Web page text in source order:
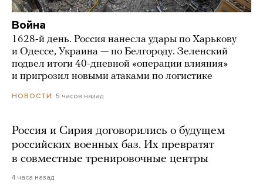
Война
1628-й день. Россия нанесла удары по Харькову
и Одессе, Украина — по Белгороду. Зеленский
подвел итоги 40-дневной «операции влияния»
и пригрозил новыми атаками по логистике
НОВОСТИ 5 часов назад
Россия и Сирия договорились о будущем
российских военных баз. Их превратят
в совместные тренировочные центры
4 часа назад